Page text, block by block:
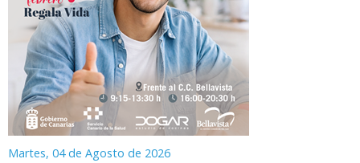
Martes, 04 de Agosto de 2026